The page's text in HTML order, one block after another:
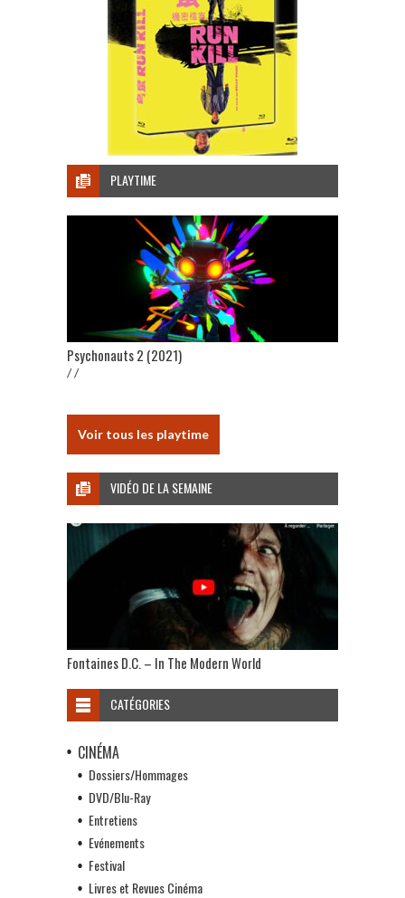
PLAYTIME
Psychonauts 2 (2021)
/ /
Voir tous les playtime
VIDÉO DE LA SEMAINE
Fontaines D.C. – In The Modern World
CATÉGORIES
CINÉMA
Dossiers/Hommages
DVD/Blu-Ray
Entretiens
Evénements
Festival
Livres et Revues Cinéma